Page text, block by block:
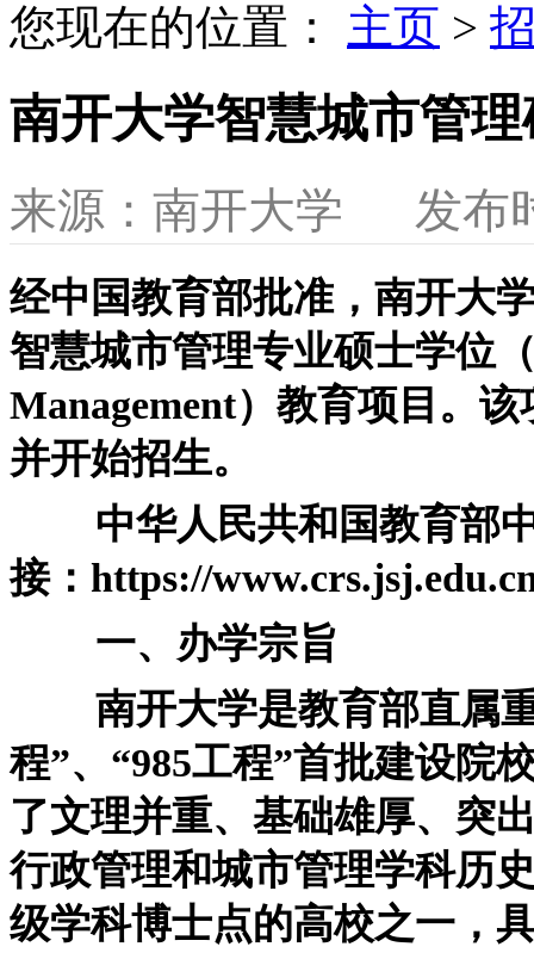
您现在的位置：
主页 >
南开大学智慧城市管
来源： 南开大学 发布
经中国教育部批准，南开大
智慧城市管理专业硕士学位
Management）教育项目。
并开始招生。
中华人民共和国教育部中
接：https://
一、办学宗旨
南开大学是教育部直属重
程”、“985工程”首批建设院
了文理并重、基础雄厚、突
行政管理和城市管理学科历
级学科博士点的高校之一，